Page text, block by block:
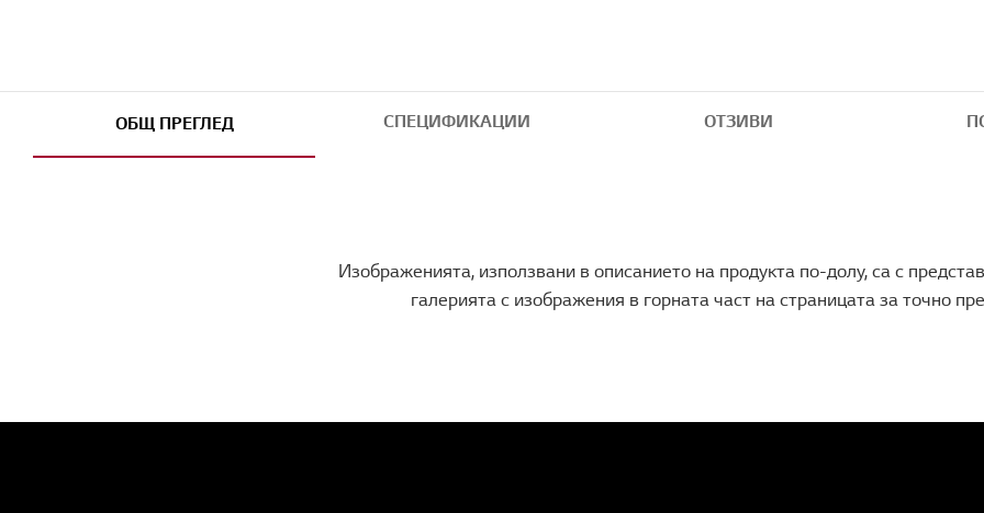
ОБЩ ПРЕГЛЕД СПЕЦИФИКАЦИИ ОТЗИВИ
Изображенията, използвани в описанието на продукта по-долу, са с
галерията с изображения в горната част на страницата за точно